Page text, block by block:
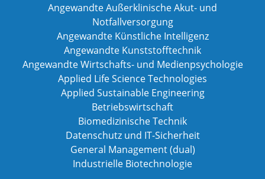
Angewandte Außerklinische Akut- und
Notfallversorgung
Angewandte Künstliche Intelligenz
Angewandte Kunststofftechnik
Angewandte Wirtschafts- und Medienpsychologie
Applied Life Science Technologies
Applied Sustainable Engineering
Betriebswirtschaft
Biomedizinische Technik
Datenschutz und IT-Sicherheit
General Management (dual)
Industrielle Biotechnologie